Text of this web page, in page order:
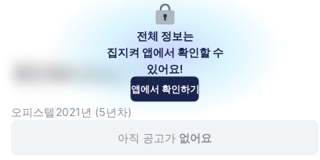
케이제이케렌시아
서울특별시 중랑구 면목로92다길 18
오피스텔 2021년 (5년차)
아직 공고가 없어요
전체 정보는
집지켜 앱에서 확인할 수
있어요!
앱에서 확인하기